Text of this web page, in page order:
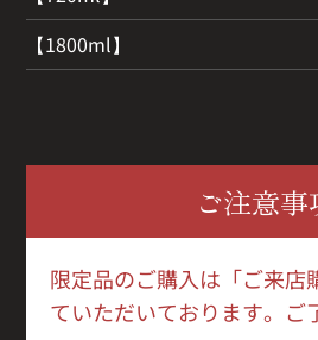
【1800ml】
ご注意事
限定品のご購入は「ご来店
ていただいております。ご